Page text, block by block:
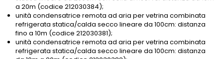
a 20m (codice 212030384);
unità condensatrice remota ad aria per vetrina combinata
refrigerata statica/calda secco lineare da 100cm: distanza
fino a 10m (codice 212030381);
unità condensatrice remota ad aria per vetrina combinata
refrigerata statica/calda secco lineare da 100cm: distanza